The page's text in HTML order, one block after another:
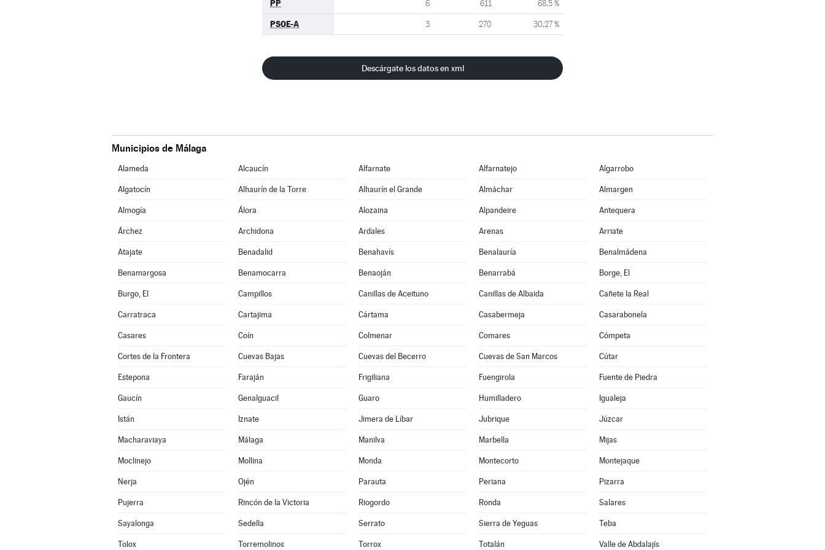
PP 6 611 68,5 %
PSOE-A 3 270 30,27 %
Descárgate los datos en xml
Municipios de Málaga
Alameda Alcaucín Alfarnate Alfarnatejo Algarrobo
Algatocín Alhaurín de la Torre Alhaurín el Grande Almáchar Almargen
Almogía Álora Alozaina Alpandeire Antequera
Árchez Archidona Ardales Arenas Arriate
Atajate Benadalid Benahavís Benalauría Benalmádena
Benamargosa Benamocarra Benaoján Benarrabá Borge, El
Burgo, El Campillos Canillas de Aceituno Canillas de Albaida Cañete la Real
Carratraca Cartajima Cártama Casabermeja Casarabonela
Casares Coín Colmenar Comares Cómpeta
Cortes de la Frontera Cuevas Bajas Cuevas del Becerro Cuevas de San Marcos Cútar
Estepona Faraján Frigiliana Fuengirola Fuente de Piedra
Gaucín Genalguacil Guaro Humilladero Igualeja
Istán Iznate Jimera de Líbar Jubrique Júzcar
Macharaviaya Málaga Manilva Marbella Mijas
Moclinejo Mollina Monda Montecorto Montejaque
Nerja Ojén Parauta Periana Pizarra
Pujerra Rincón de la Victoria Riogordo Ronda Salares
Sayalonga Sedella Serrato Sierra de Yeguas Teba
Tolox Torremolinos Torrox Totalán Valle de Abdalajís